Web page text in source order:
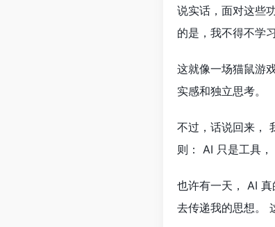
说实话，面对这些
的是，我不得不学
这就像一场猫鼠游
实感和独立思考。
不过，话说回来，
则： AI 只是工具
也许有一天， AI
去传递我的思想。